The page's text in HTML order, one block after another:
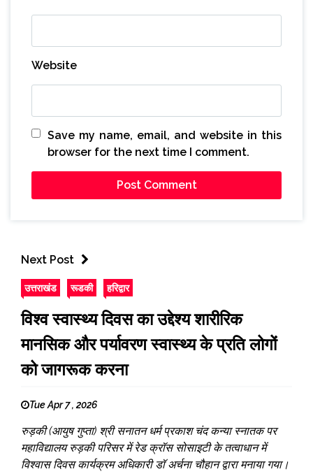
Website
Save my name, email, and website in this
browser for the next time I comment.
Next Post
उत्तराखंड रूडकी हरिद्वार
विश्व स्वास्थ्य दिवस का उद्देश्य शारीरिक
मानसिक और पर्यावरण स्वास्थ्य के प्रति लोगों
को जागरूक करना
Tue Apr 7 , 2026
रुड़की (आयुष गुप्ता) श्री सनातन धर्म प्रकाश चंद कन्या स्नातक पर
महाविद्यालय रुड़की परिसर में रेड क्रॉस सोसाइटी के तत्वाधान में
विश्वास दिवस कार्यक्रम अधिकारी डॉ अर्चना चौहान द्वारा मनाया गया।